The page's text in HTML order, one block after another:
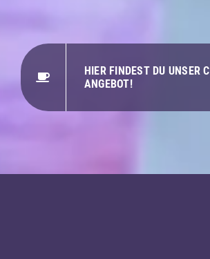
HIER FINDEST DU UNSER
ANGEBOT!